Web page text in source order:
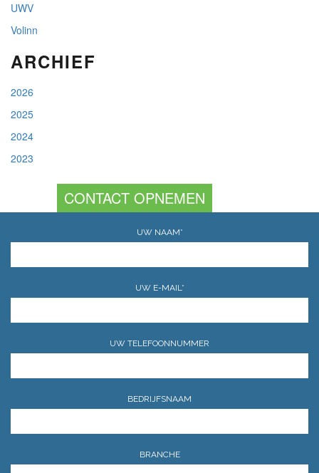
UWV
Volinn
ARCHIEF
2026
2025
2024
2023
CONTACT OPNEMEN
UW NAAM*
UW E-MAIL*
UW TELEFOONNUMMER
BEDRIJFSNAAM
BRANCHE